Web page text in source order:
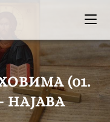
(01.
НАЈАВА